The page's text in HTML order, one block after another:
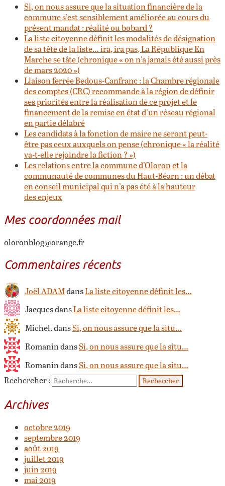
Si, on nous assure que la situation financière de la
commune s’est sensiblement améliorée au cours du
présent mandat : réalité ou bobard ?
La liste citoyenne définit les modalités de désignation
de sa tête de la liste… ira, ira pas, La République En
Marche se tâte (chronique « on n’a jamais été aussi près
de mars 2020 »)
Liaison ferrée Bedous-Canfranc : la Chambre régionale
des comptes (CRC) recommande à la région de définir
ses priorités entre la réalisation de ce projet et le
financement de la remise en état d’un réseau régional
en partie délabré
Les candidats à la fonction de maire ne seront peut-
être pas ceux auxquels on pense (chronique « la réalité
va-t-elle rejoindre la fiction ? »)
Les relations entre la commune d’Oloron et la
communauté de communes du Haut-Béarn : un débat
en conseil municipal qui n’a pas été à la hauteur
des enjeux
Mes coordonnées mail
oloronblog@orange.fr
Commentaires récents
Joël ADAMdansLa liste citoyenne définit les…
Jacques dansLa liste citoyenne définit les…
Michel. dansSi, on nous assure que la situ…
Romanin dansSi, on nous assure que la situ…
Romanin dansSi, on nous assure que la situ…
Rechercher :
Archives
octobre 2019
septembre 2019
août 2019
juillet 2019
juin 2019
mai 2019